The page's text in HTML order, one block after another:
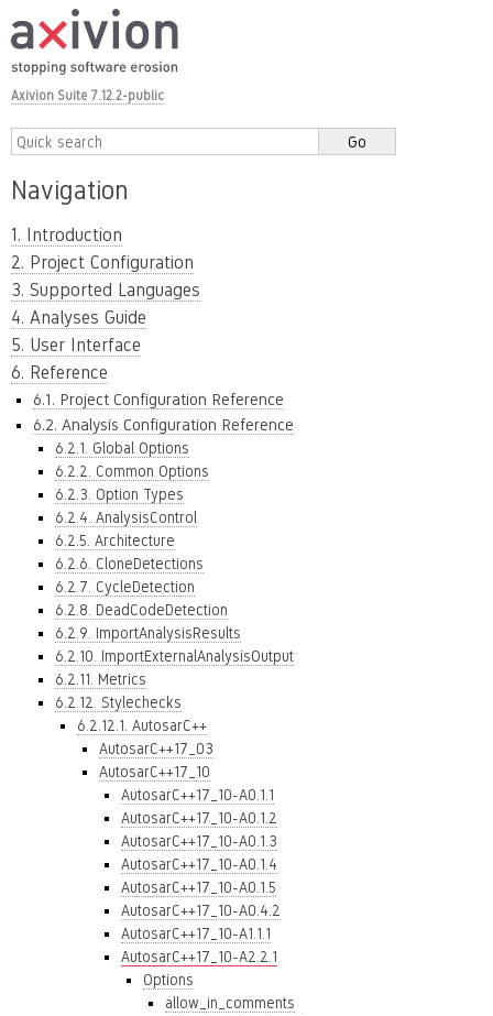
Axivion Suite 7.12.2-public
Navigation
1. Introduction
2. Project Configuration
3. Supported Languages
4. Analyses Guide
5. User Interface
6. Reference
6.1. Project Configuration Reference
6.2. Analysis Configuration Reference
6.2.1. Global Options
6.2.2. Common Options
6.2.3. Option Types
6.2.4. AnalysisControl
6.2.5. Architecture
6.2.6. CloneDetections
6.2.7. CycleDetection
6.2.8. DeadCodeDetection
6.2.9. ImportAnalysisResults
6.2.10. ImportExternalAnalysisOutput
6.2.11. Metrics
6.2.12. Stylechecks
6.2.12.1. AutosarC++
AutosarC++17_03
AutosarC++17_10
AutosarC++17_10-A0.1.1
AutosarC++17_10-A0.1.2
AutosarC++17_10-A0.1.3
AutosarC++17_10-A0.1.4
AutosarC++17_10-A0.1.5
AutosarC++17_10-A0.4.2
AutosarC++17_10-A1.1.1
AutosarC++17_10-A2.2.1
Options
allow_in_comments